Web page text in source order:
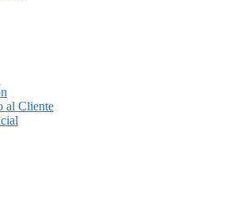
al Cliente